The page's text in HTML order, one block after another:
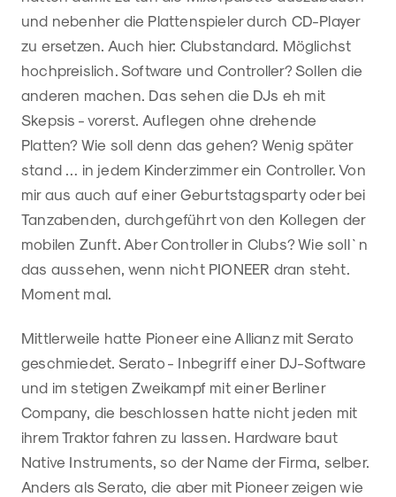
und nebenher die Plattenspieler durch CD-Player
zu ersetzen. Auch hier: Clubstandard. Möglichst
hochpreislich. Software und Controller? Sollen die
anderen machen. Das sehen die DJs eh mit
Skepsis - vorerst. Auflegen ohne drehende
Platten? Wie soll denn das gehen? Wenig später
stand … in jedem Kinderzimmer ein Controller. Von
mir aus auch auf einer Geburtstagsparty oder bei
Tanzabenden, durchgeführt von den Kollegen der
mobilen Zunft. Aber Controller in Clubs? Wie soll`n
das aussehen, wenn nicht PIONEER dran steht.
Moment mal.
Mittlerweile hatte Pioneer eine Allianz mit Serato
geschmiedet. Serato - Inbegriff einer DJ-Software
und im stetigen Zweikampf mit einer Berliner
Company, die beschlossen hatte nicht jeden mit
ihrem Traktor fahren zu lassen. Hardware baut
Native Instruments, so der Name der Firma, selber.
Anders als Serato, die aber mit Pioneer zeigen wie